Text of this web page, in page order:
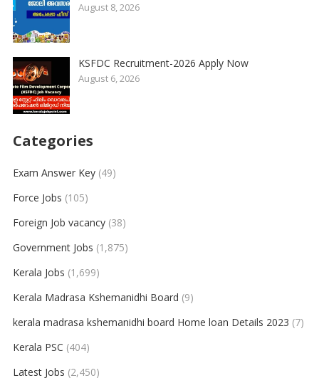
August 8, 2026
KSFDC Recruitment-2026 Apply Now
August 6, 2026
Categories
Exam Answer Key(49)
Force Jobs (105)
Foreign Job vacancy(38)
Government Jobs (1,875)
Kerala Jobs (1,699)
Kerala Madrasa Kshemanidhi Board (9)
kerala madrasa kshemanidhi board Home loan Details 2023 (7)
Kerala PSC (404)
Latest Jobs (2,450)